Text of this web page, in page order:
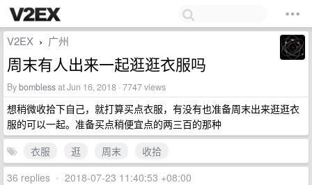
V2EX › 广州
周末有人出来一起逛逛衣服吗
Bybomblessat Jun 16, 2018 · 7747 views
想稍微收拾下自己，就打算买点衣服，有没有也准备周末出来逛逛衣
服的可以一起。准备买点稍便宜点的两三百的那种
衣服
逛 周末
收拾
36 replies • 2018-07-23 11:40:53 +08:00